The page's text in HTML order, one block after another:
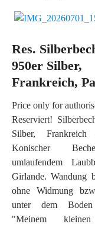
Res.
950er Silber,
Frankreich,
Price only for
Reserviert!
Silber,
Konischer
umlaufendem
Girlande. Wandung
ohne Widmung
unter dem
"Meinem